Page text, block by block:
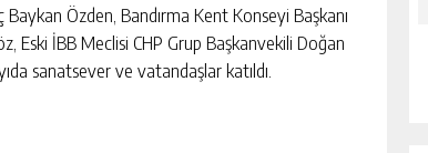
Baykan Özden, Bandırma Kent Konseyi Başkanı
Eski İBB Meclisi CHP Grup Başkanvekili Doğan
sanatsever ve vatandaşlar katıldı.